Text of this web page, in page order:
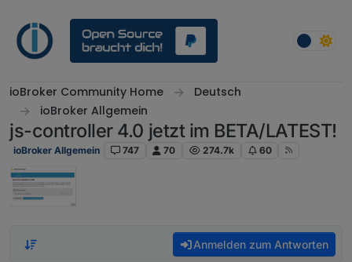
ioBroker Community Home
Deutsch
ioBroker Allgemein
js-controller 4.0 jetzt im BETA/LATEST!
ioBroker Allgemein 747 70 274.7k 60
Anmelden zum Antworten